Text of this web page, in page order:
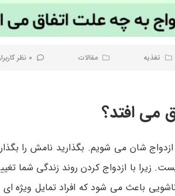
تغذیه مقالات 0 نظر کاربران
می افتد؟
شان می شویم. بگذارید نامش را
زیرا با ازدواج کردن روند زندگی شما
باعث می شود که افراد تمایل ویژه ای